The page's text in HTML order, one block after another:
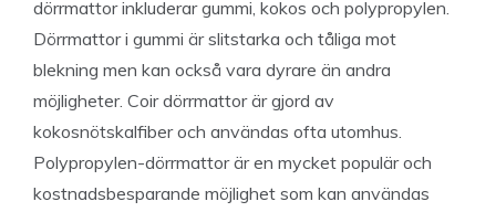
dörrmattor inkluderar gummi, kokos och polypropylen.
Dörrmattor i gummi är slitstarka och tåliga mot
blekning men kan också vara dyrare än andra
möjligheter. Coir dörrmattor är gjord av
kokosnötskalfiber och användas ofta utomhus.
Polypropylen-dörrmattor är en mycket populär och
kostnadsbesparande möjlighet som kan användas